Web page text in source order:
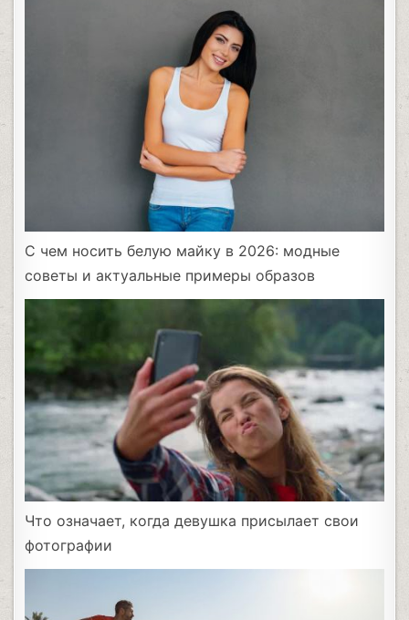
С чем носить белую майку в 2026: модные
советы и актуальные примеры образов
Что означает, когда девушка присылает свои
фотографии